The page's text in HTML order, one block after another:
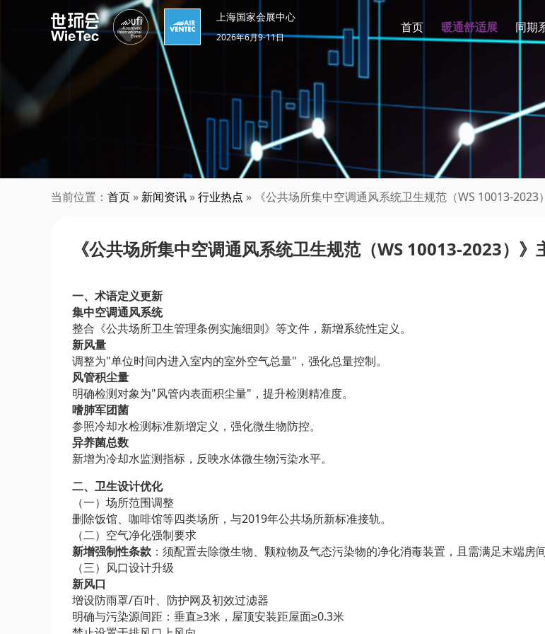
上海国家会展中心
2026年6月9-11日
首页 暖通舒适展 同期
当前位置： 首页 » 新闻资讯 »行业热点 » 《公共场所集中空调通风系统卫生规范（WS 10013-2023
《公共场所集中空调通风系统卫生规范（WS 10013-2023）》
一、术语定义更新
集中空调通风系统
整合《公共场所卫生管理条例实施细则》等文件，新增系统性定义。
新风量
调整为"单位时间内进入室内的室外空气总量"，强化总量控制。
风管积尘量
明确检测对象为"风管内表面积尘量"，提升检测精准度。
嗜肺军团菌
参照冷却水检测标准新增定义，强化微生物防控。
异养菌总数
新增为冷却水监测指标，反映水体微生物污染水平。
二、卫生设计优化
（一）场所范围调整
删除饭馆、咖啡馆等四类场所，与2019年公共场所新标准接轨。
（二）空气净化强制要求
新增强制性条款 ：须配置去除微生物、颗粒物及气态污染物的净化消毒装置，且需满足末端房间
（三）风口设计升级
新风口
增设防雨罩/百叶、防护网及初效过滤器
明确与污染源间距：垂直≥3米，屋顶安装距屋面≥0.3米